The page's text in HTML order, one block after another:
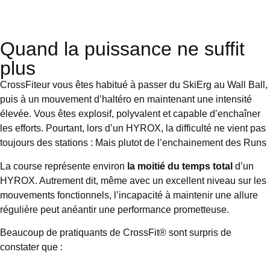
Quand la puissance ne suffit
plus
CrossFiteur vous êtes habitué à passer du SkiErg au Wall Ball,
puis à un mouvement d’haltéro en maintenant une intensité
élevée. Vous êtes explosif, polyvalent et capable d’enchaîner
les efforts. Pourtant, lors d’un HYROX, la difficulté ne vient pas
toujours des stations : Mais plutot de l’enchainement des Runs
La course représente environ la moitié du temps total d’un
HYROX. Autrement dit, même avec un excellent niveau sur les
mouvements fonctionnels, l’incapacité à maintenir une allure
régulière peut anéantir une performance prometteuse.
Beaucoup de pratiquants de CrossFit® sont surpris de
constater que :